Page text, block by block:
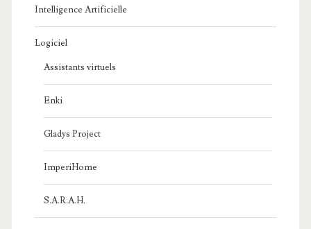
Intelligence Artificielle
Logiciel
Assistants virtuels
Enki
Gladys Project
ImperiHome
S.A.R.A.H.